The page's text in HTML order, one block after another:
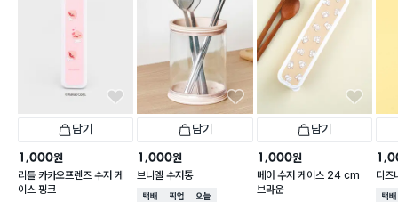
담기
1,000원
리틀 카카오프렌즈 수저 케
이스 핑크
담기
1,000원
브니엘 수저통
택배배송매장픽업오늘배송
담기
1,000원
베어 수저 케이스 24 cm
브라운
디즈
택배